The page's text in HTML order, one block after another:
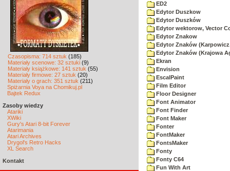
Czasopisma: 714 sztuk (185)
Materiały scenowe: 32 sztuki (9)
Materiały książkowe: 141 sztuk (55)
Materiały firmowe: 27 sztuk (20)
Materiały o grach: 351 sztuk (211)
Spiżarnia Voya na Chomikuj.pl
Bajtek Redux
Zasoby wiedzy
Atariki
XWiki
Gury's Atari 8-bit Forever
Atarimania
Atari Archives
Drygol's Retro Hacks
XL Search
Kontakt
ED2
Edytor Duszkow
Edytor Duszków
Edytor wektorow, Vector
Edytor Znakow
Edytor Znaków
Edytor Znaków (Krajowa
Ekran
Envision
EscalPaint
Film Editor
Floor Designer
Font Animator
Font Finder
Font Maker
Fonter
FontMaker
FontsMaker
Fonty
Fonty C64
Fun With Art